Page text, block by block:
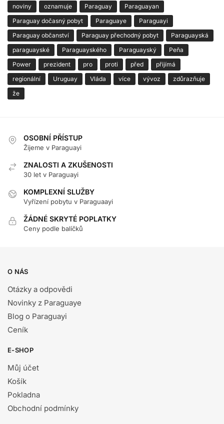
noviny
oznamuje Paraguay
Paraguayan
Paraguay dočasný pobyt
Paraguaye
Paraguayi
Paraguay občanství
Paraguay přechodný pobyt
Paraguayská
paraguayské
Paraguayského Paraguayský
Peña
Power
prezident pro proti před
přijímá
regionální
Uruguay Vláda více vývoz
zdůrazňuje
že
OSOBNÍ PŘÍSTUP
Žijeme v Paraguayi
ZNALOSTI A ZKUŠENOSTI
30 let v Paraguayi
KOMPLEXNÍ SLUŽBY
Vyřízení pobytu v Paraguaayi
ŽÁDNÉ SKRYTÉ POPLATKY
Ceny podle balíčků
O NÁS
Otázky a odpovědi
Novinky z Paraguaye
Blog o Paraguayi
Ceník
E-SHOP
Můj účet
Košík
Pokladna
Obchodní podmínky